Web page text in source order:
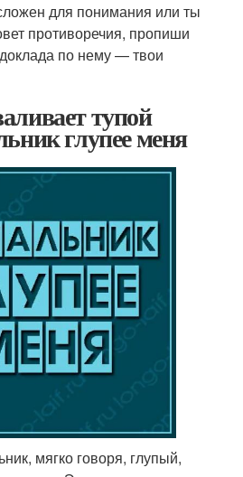
для понимания или ты
противоречия, пропиши
по нему — твои
тупой
глупее меня
мягко говоря, глупый,